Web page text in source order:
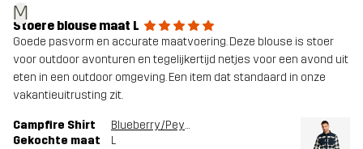
M
Stoere blouse maat L
Goede pasvorm en accurate maatvoering. Deze blouse is stoer
voor outdoor avonturen en tegelijkertijd netjes voor een avond uit
eten in een outdoor omgeving. Een item dat standaard in onze
vakantieuitrusting zit.
Campfire Shirt
Blueberry/Peyote
Gekochte maat
L